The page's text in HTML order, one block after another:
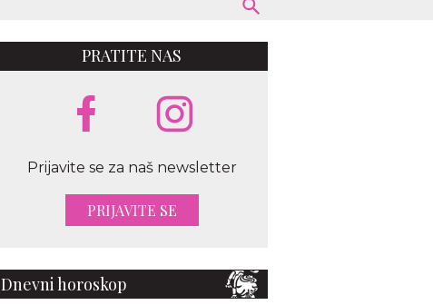
PRATITE NAS
Prijavite se za naš newsletter
PRIJAVITE SE
Dnevni horoskop